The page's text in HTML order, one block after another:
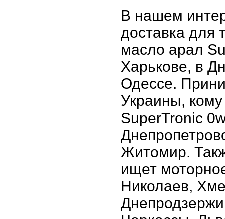
В нашем
доставка для
масло арал
Харькове, в
Одессе.
Украины,
SuperTronic
Житомир.
ищет
Николаев,